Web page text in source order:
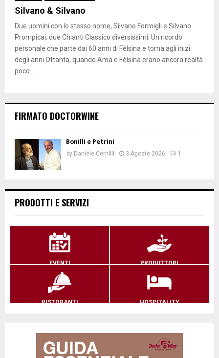
Silvano & Silvano
Due uomini con lo stesso nome, Silvano Formigli e Silvano
Prompicai, due Chianti Classico diversissimi. Un ricordo
personale che parte dai 60 anni di Fèlsina e torna agli inizi
degli anni Ottanta, quando Ama e Fèlsina erano ancora realtà
poco...
FIRMATO DOCTORWINE
Bonilli e Petrini
by Daniele Cernilli 3 Agosto 2026 1
PRODOTTI E SERVIZI
EVENTI PRODUTTORI
RISTORANTI HOSPITALITY